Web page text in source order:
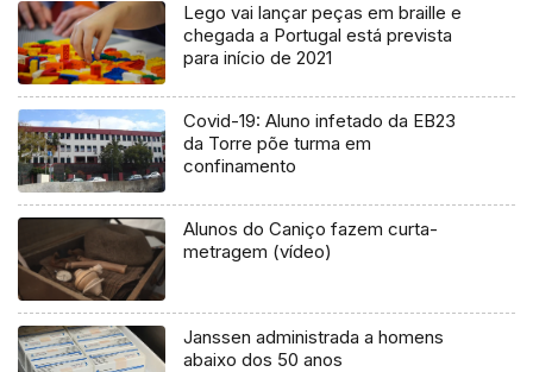
Lego vai lançar peças em braille e
chegada a Portugal está prevista
para início de 2021
Covid-19: Aluno infetado da EB23
da Torre põe turma em
confinamento
Alunos do Caniço fazem curta-
metragem (vídeo)
Janssen administrada a homens
abaixo dos 50 anos